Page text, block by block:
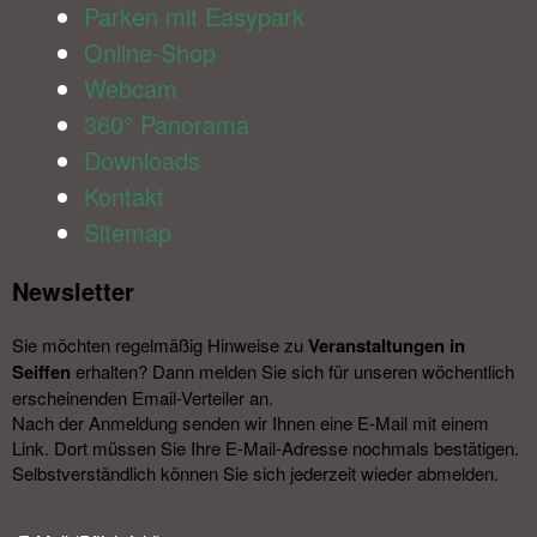
Parken mit Easypark
Online-Shop
Webcam
360° Panorama
Downloads
Kontakt
Sitemap
Newsletter​
Sie möchten regelmäßig Hinweise zu Veranstal­tungen in
Seiffen erhalten? Dann melden Sie sich für unseren wöchentlich
erscheinenden Email-Verteiler an.
Nach der Anmeldung senden wir Ihnen eine E-Mail mit einem
Link. Dort müssen Sie Ihre E-Mail-Adresse nochmals bestätigen.
Selbstverständlich können Sie sich jederzeit wieder abmelden.​